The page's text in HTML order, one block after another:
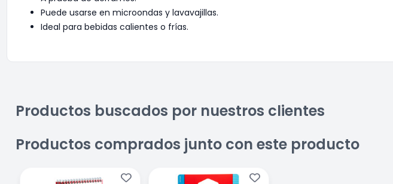
Puede usarse en microondas y lavavajillas.
Ideal para bebidas calientes o frías.
Productos buscados por nuestros clientes
Productos comprados junto con este producto